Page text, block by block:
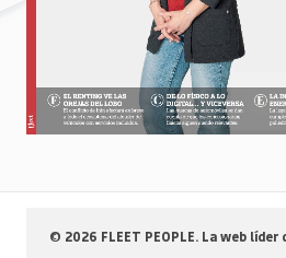
© 2026 FLEET PEOPLE. La web